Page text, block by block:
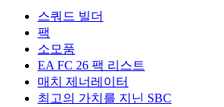
스쿼드 빌더
팩
소모품
EA FC 26 팩 리스트
매치 제너레이터
최고의 가치를 지닌 SBC